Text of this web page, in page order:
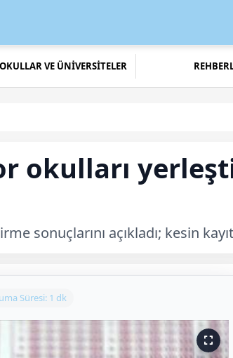
OKULLAR VE ÜNİVERSİTELER
okulları
sonuçlarını açıkladı; kesin
Süresi: 1 dk